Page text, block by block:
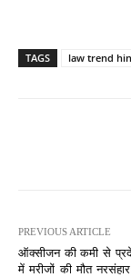
TAGS law trend
PREVIOUS ARTICLE
ऑक्सीजन की कमी से
में मरीजों की मौत